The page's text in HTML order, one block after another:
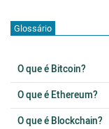
Glossário
O que é Bitcoin?
O que é Ethereum?
O que é Blockchain?